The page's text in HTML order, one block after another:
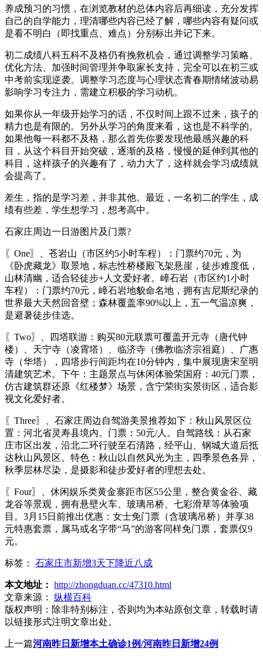
养成预习的习惯，在浏览教材的总体内容后再细读，充分发挥
自己的自学能力，理清哪些内容已经了解，哪些内容有疑问或
是看不明白（即找重点、难点）分别标出并记下来。
初二成绩八科五科不及格仍有挽救机会，通过调整学习策略、
优化方法、加强时间管理并争取家长支持，完全可以在初三或
中考前实现逆袭。调整学习态度与心理状态青春期情绪波动易
影响学习专注力，需建立积极的学习动机。
如果你从一年级开始学习的话，不仅时间上跟不过来，孩子的
精力也是有限的。另外从学习的角度来看，这也是不科学的。
如果他每一科都不及格，那么首先你要发现他最感兴趣的科
目，从这个科目开始突破，逐渐的及格，慢慢的延伸到其他的
科目，这样孩子的兴趣有了，动力大了，这样就会学习成绩就
会提高了。
差生，指的是学习差，并非其他。最近，一名初二的学生，成
绩有些差，学生想学习，想考高中。
石家庄周边一日游图片及门票?
〖One〗、苍岩山（市区约5小时车程）：门票约70元，为
《卧虎藏龙》取景地，标志性桥楼殿飞架悬崖，徒步难度低，
山林清幽，适合轻徒步+人文爱好者。嶂石岩（市区约1小时
车程）：门票约70元，嶂石岩地貌命名地，拥有吉尼斯纪录的
世界最大天然回音壁；森林覆盖率90%以上，五一气温凉爽，
是避暑徒步佳选。
〖Two〗、四塔联游：购买80元联票可覆盖开元寺（唐代钟
楼）、天宁寺（凌霄塔）、临济寺（佛教临济宗祖庭）、广惠
寺（华塔），四塔步行间距均在10分钟内，集中展现唐宋至明
清建筑艺术。下午：主题景点与休闲体验荣国府：40元门票，
仿古建筑群还原《红楼梦》场景，含宁荣街实景街区，适合影
视文化爱好者。
〖Three〗、石家庄周边自驾游美景推荐如下：秋山风景区位
置：河北省灵寿县境内。门票：50元/人。自驾路线：从石家
庄市区出发，沿北二环行驶至石清路，经平山、钢城大道后抵
达秋山风景区。特色：秋山以自然风光为主，四季景色各异，
秋季层林尽染，是摄影和徒步爱好者的理想去处。
〖Four〗、休闲娱乐类黄金寨距市区55公里，整合黄金谷、藏
龙谷等景观，拥有悬壁火车、玻璃吊桥、七彩滑草等体验项
目。3月15日前推出优惠：女士免门票（含玻璃吊桥）并享38
元特惠套票，属马或名字带“马”的游客同样免门票，套票仅9
元。
标签： 石家庄市新增3天下降近八成
本文地址： http://zhongduan.cc/47310.html
文章来源：
纵横百科
版权声明： 除非特别标注，否则均为本站原创文章，转载时请
以链接形式注明文章出处。
上一篇河南昨日新增本土确诊1例/河南昨日新增24例